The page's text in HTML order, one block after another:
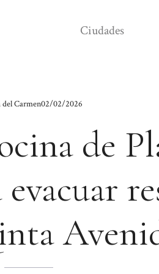
Ciudades
del Carmen02/02/2026
de